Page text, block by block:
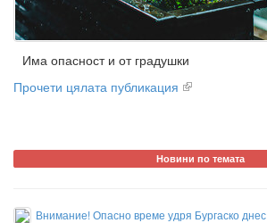
Има опасност и от градушки
Прочети цялата публикация
Новини по темата
Внимание! Опасно време удря Бургаско днес